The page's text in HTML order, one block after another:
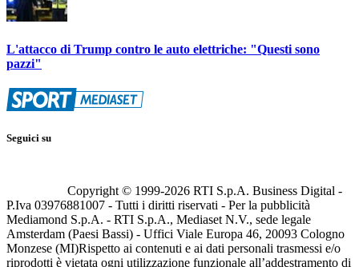
L'attacco di Trump contro le auto elettriche: "Questi sono
pazzi"
Seguici su
Copyright © 1999-2026 RTI S.p.A. Business Digital -
P.Iva 03976881007 - Tutti i diritti riservati - Per la pubblicità
Mediamond S.p.A. - RTI S.p.A., Mediaset N.V., sede legale
Amsterdam (Paesi Bassi) - Uffici Viale Europa 46, 20093 Cologno
Monzese (MI)Rispetto ai contenuti e ai dati personali trasmessi e/o
riprodotti è vietata ogni utilizzazione funzionale all’addestramento di